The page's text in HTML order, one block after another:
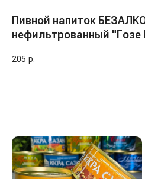
Пивной напиток
нефильтрованный "Гозе
205 р.